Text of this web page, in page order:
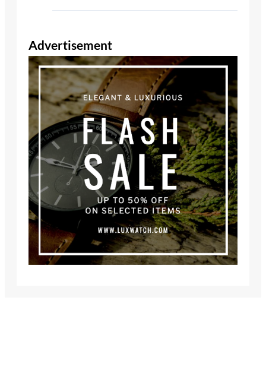
Advertisement